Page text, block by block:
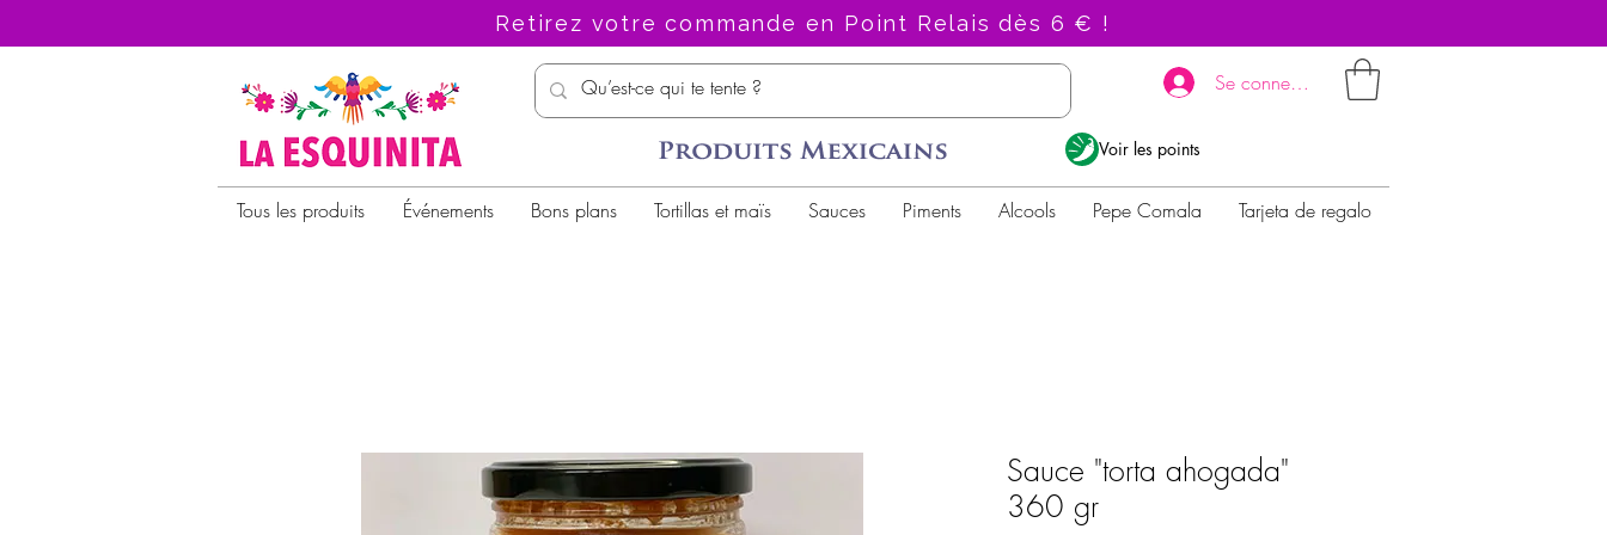
Retirez votre commande en Point Relais dès 6 € !
Se connecter
Voir les points
Tous les produits Événements Bons plans Tortillas et maïs Sauces Piments Alcools Pepe Comala Tarjeta de regalo
Sauce "torta ahogada"
360 gr